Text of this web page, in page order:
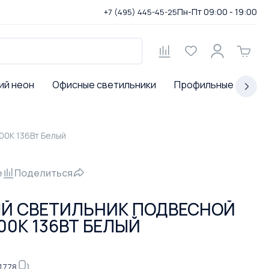
+7 (495) 445-45-25Пн-Пт 09:00 - 19:00
неон Офисные светильники Профильные
136Вт Белый
Поделиться
СВЕТИЛЬНИК ПОДВЕСНОЙ
136ВТ БЕЛЫЙ